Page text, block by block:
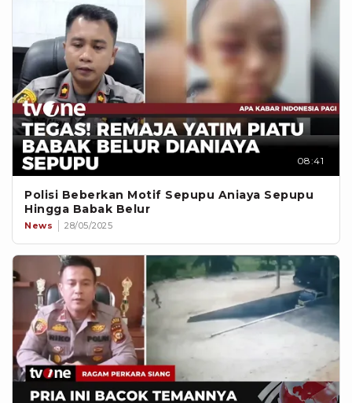
08:41
Polisi Beberkan Motif Sepupu Aniaya Sepupu
Hingga Babak Belur
News 28/05/2025